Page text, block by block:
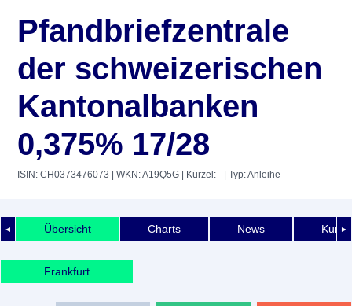
Pfandbriefzentrale
der schweizerischen
Kantonalbanken
0,375% 17/28
ISIN: CH0373476073 | WKN: A19Q5G | Kürzel: - | Typ: Anleihe
◄ ►
Übersicht Charts News
Frankfurt